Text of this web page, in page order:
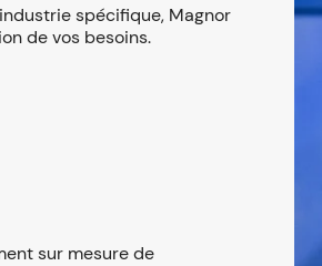
spécifique, Magnor
de vos besoins.
sur mesure de